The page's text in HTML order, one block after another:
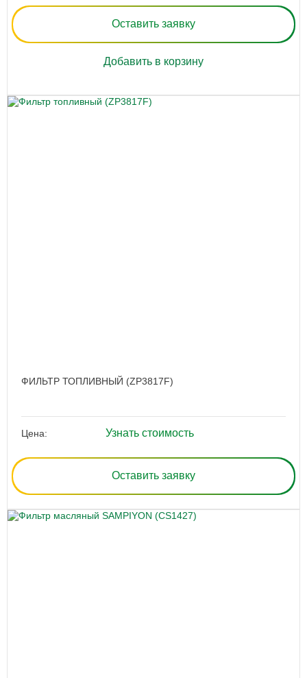
Оставить заявку
Добавить в корзину
ФИЛЬТР ТОПЛИВНЫЙ (ZP3817F)
Цена: Узнать стоимость
Оставить заявку